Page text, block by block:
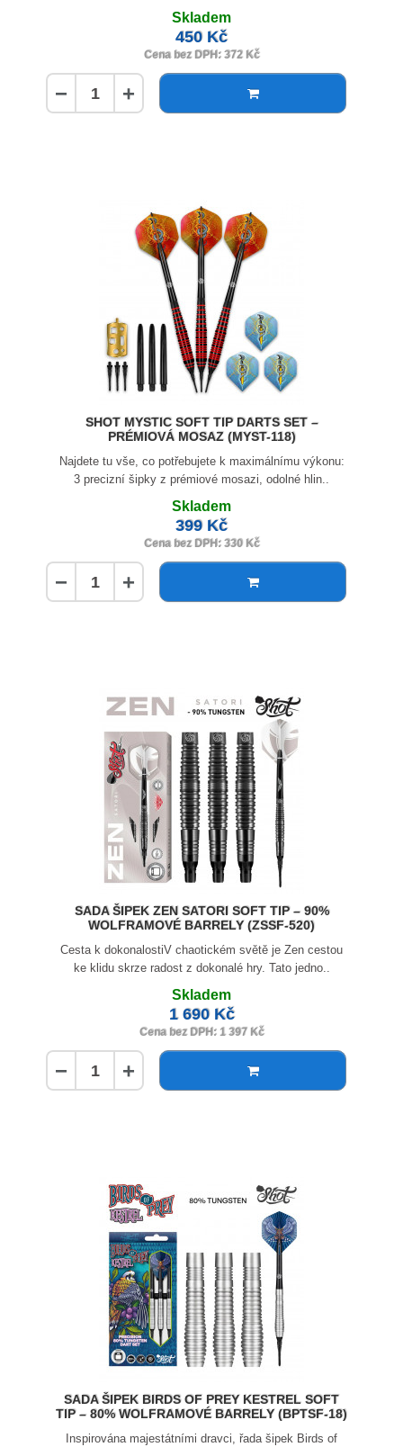
Skladem
450 Kč
Cena bez DPH: 372 Kč
− +
SHOT MYSTIC SOFT TIP DARTS SET –
PRÉMIOVÁ MOSAZ (MYST-118)
Najdete tu vše, co potřebujete k maximálnímu výkonu:
3 precizní šipky z prémiové mosazi, odolné hlin..
Skladem
399 Kč
Cena bez DPH: 330 Kč
− +
SADA ŠIPEK ZEN SATORI SOFT TIP – 90%
WOLFRAMOVÉ BARRELY (ZSSF-520)
Cesta k dokonalostiV chaotickém světě je Zen cestou
ke klidu skrze radost z dokonalé hry. Tato jedno..
Skladem
1 690 Kč
Cena bez DPH: 1 397 Kč
− +
SADA ŠIPEK BIRDS OF PREY KESTREL SOFT
TIP – 80% WOLFRAMOVÉ BARRELY (BPTSF-18)
Inspirována majestátními dravci, řada šipek Birds of